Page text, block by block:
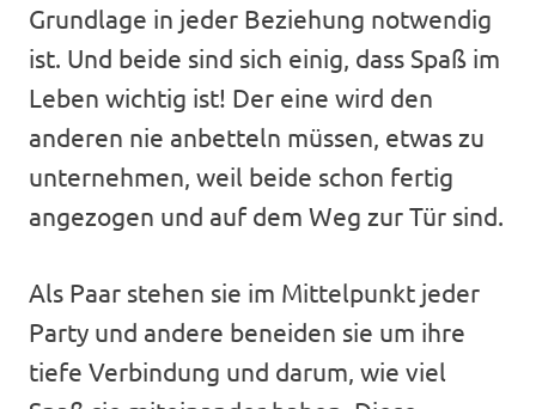
Grundlage in jeder Beziehung notwendig
ist. Und beide sind sich einig, dass Spaß im
Leben wichtig ist! Der eine wird den
anderen nie anbetteln müssen, etwas zu
unternehmen, weil beide schon fertig
angezogen und auf dem Weg zur Tür sind.
Als Paar stehen sie im Mittelpunkt jeder
Party und andere beneiden sie um ihre
tiefe Verbindung und darum, wie viel